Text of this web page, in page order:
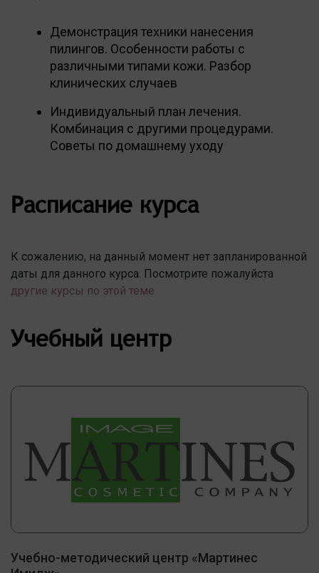
Демонстрация техники нанесения
пилингов. Особенности работы с
различными типами кожи. Разбор
клинических случаев
Индивидуальный план лечения.
Комбинация с другими процедурами.
Советы по домашнему уходу
Расписание курса
К сожалению, на данный момент нет запланированной
даты для данного курса. Посмотрите пожалуйста
другие курсы по этой теме
Учебный центр
Учебно-методический центр «Мартинес